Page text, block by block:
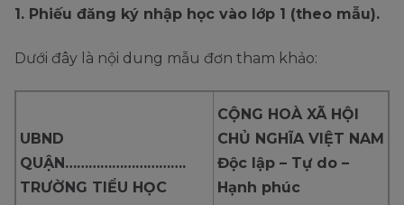
1. Phiếu đăng ký nhập học vào lớp 1 (theo mẫu).
Dưới đây là nội dung mẫu đơn tham khảo:
UBND
QUẬN………………………….
TRƯỜNG TIỂU HỌC
CỘNG HOÀ XÃ HỘI
CHỦ NGHĨA VIỆT NAM
Độc lập – Tự do –
Hạnh phúc